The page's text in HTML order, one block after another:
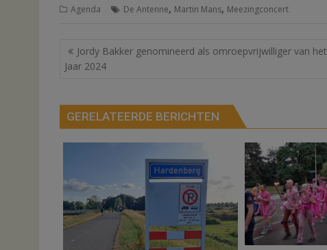
Agenda De Antenne, Martin Mans, Meezingconcert
Bericht
navigatie
Jordy Bakker genomineerd als omroepvrijwilliger van het
Jaar 2024
GERELATEERDE BERICHTEN